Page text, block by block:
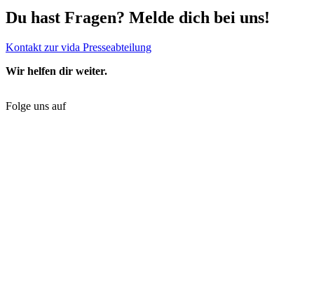
Du hast Fragen? Melde dich bei uns!
Kontakt zur vida Presseabteilung
Wir helfen dir weiter.
Folge uns auf